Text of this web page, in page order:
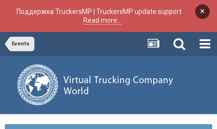
Поддержка TruckersMP | TruckersMP update support
Read more...
×
Events